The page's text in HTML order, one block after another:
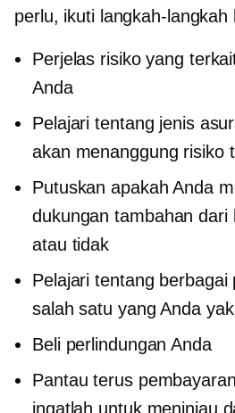
perlu, ikuti langkah-langkah
Perjelas risiko yang
Anda
Pelajari tentang jenis
akan menanggung risiko
Putuskan apakah Anda
dukungan tambahan dari
atau tidak
Pelajari tentang berbagai
salah satu yang Anda
Beli perlindungan Anda
Pantau terus
ingatlah untuk meninjau